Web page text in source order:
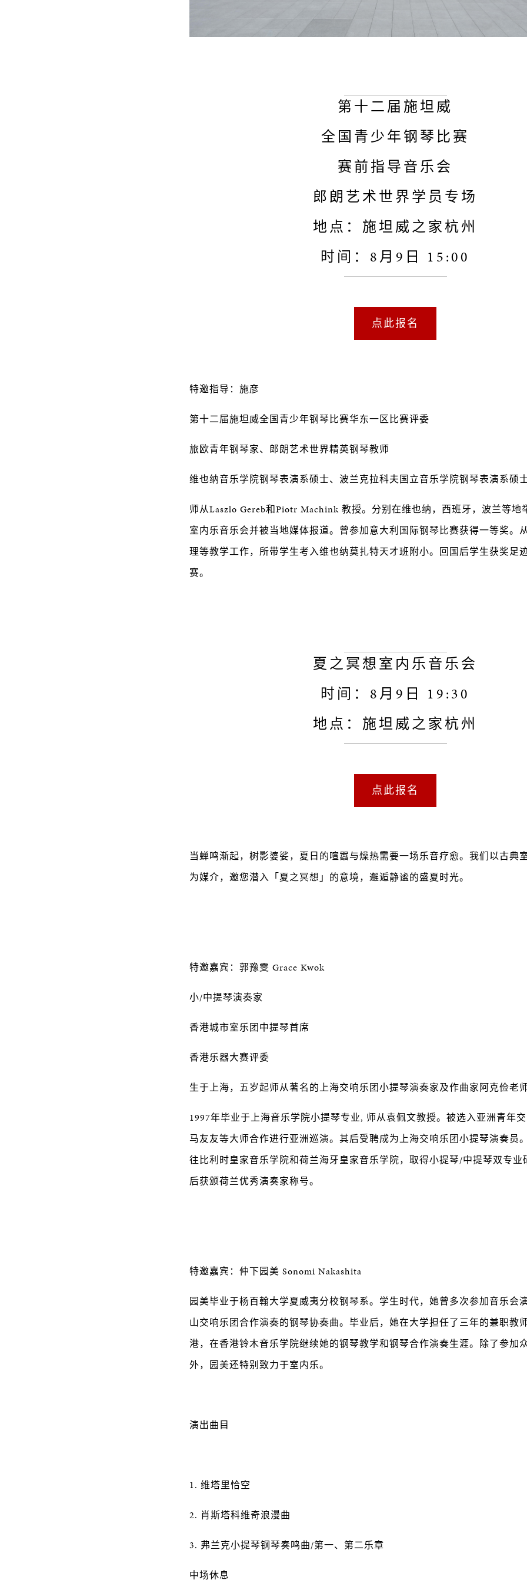
第十二届施坦威
全国青少年钢琴比赛
赛前指导音乐会
郎朗艺术世界学员专场
地点：施坦威之家杭州
时间：8月9日 15:00
点此报名
特邀指导：施彦
第十二届施坦威全国青少年钢琴比赛华东一区比赛评委
旅欧青年钢琴家、郎朗艺术世界精英钢琴教师
维也纳音乐学院钢琴表演系硕士、波兰克拉科夫国立音乐学院钢琴表演系硕
师从Laszlo Gereb和Piotr Machink 教授。分别在维也纳，西班牙，波兰等地
室内乐音乐会并被当地媒体报道。曾参加意大利国际钢琴比赛获得一等奖。
理等教学工作，所带学生考入维也纳莫扎特天才班附小。回国后学生获奖足
赛。
夏之冥想室内乐音乐会
时间：8月9日 19:30
地点：施坦威之家杭州
点此报名
当蝉鸣渐起，树影婆娑，夏日的喧嚣与燥热需要一场乐音疗愈。我们以古典
为媒介，邀您潜入「夏之冥想」的意境，邂逅静谧的盛夏时光。
特邀嘉宾：郭豫雯 Grace Kwok
小/中提琴演奏家
香港城市室乐团中提琴首席
香港乐器大赛评委
生于上海，五岁起师从著名的上海交响乐团小提琴演奏家及作曲家阿克俭老
1997年毕业于上海音乐学院小提琴专业, 师从袁佩文教授。被选入亚洲青年交
马友友等大师合作进行亚洲巡演。其后受聘成为上海交响乐团小提琴演奏员
往比利时皇家音乐学院和荷兰海牙皇家音乐学院，取得小提琴/中提琴双专业
后获颁荷兰优秀演奏家称号。
特邀嘉宾：仲下园美 Sonomi Nakashita
园美毕业于杨百翰大学夏威夷分校钢琴系。学生时代，她曾多次参加音乐会
山交响乐团合作演奏的钢琴协奏曲。毕业后，她在大学担任了三年的兼职教
港，在香港铃木音乐学院继续她的钢琴教学和钢琴合作演奏生涯。除了参加
外，园美还特别致力于室内乐。
演出曲目
1. 维塔里恰空
2. 肖斯塔科维奇浪漫曲
3. 弗兰克小提琴钢琴奏鸣曲/第一、第二乐章
中场休息